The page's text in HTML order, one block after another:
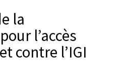
la
l’accès
contre l’IGI